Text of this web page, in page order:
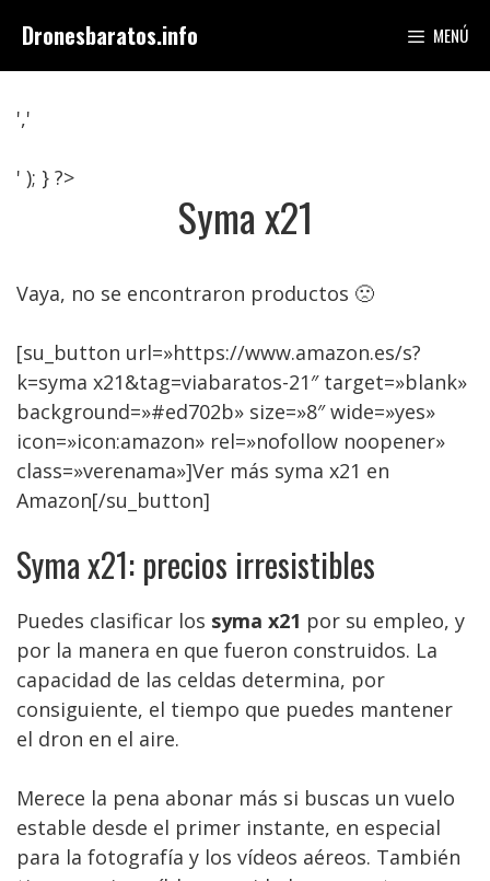
contenido
Dronesbaratos.info MENÚ
','
' ); } ?>
Syma x21
Vaya, no se encontraron productos 🙁
[su_button url=»https://www.amazon.es/s?
k=syma x21&tag=viabaratos-21″ target=»blank»
background=»#ed702b» size=»8″ wide=»yes»
icon=»icon:amazon» rel=»nofollow noopener»
class=»verenama»]Ver más syma x21 en
Amazon[/su_button]
Syma x21: precios irresistibles
Puedes clasificar los syma x21 por su empleo, y
por la manera en que fueron construidos. La
capacidad de las celdas determina, por
consiguiente, el tiempo que puedes mantener
el dron en el aire.
Merece la pena abonar más si buscas un vuelo
estable desde el primer instante, en especial
para la fotografía y los vídeos aéreos. También